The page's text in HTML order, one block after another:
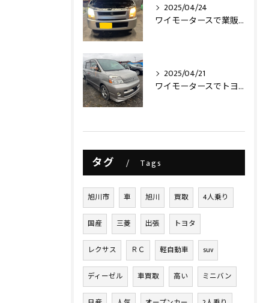
2025/04/24
ワイモータースで業販仕入れ出来ますライトコレクション信玄のLEDヘッドライトバルブを取り付け致しました‼️
2025/04/21
ワイモータースでトヨタヴォクシー買取させて頂きました‼️
タグ Tags
旭川市 車 旭川 買取 4人乗り
国産 三菱 出張 トヨタ
レクサス ＲＣ 軽自動車 suv
ディーゼル 車買取 高い ミニバン